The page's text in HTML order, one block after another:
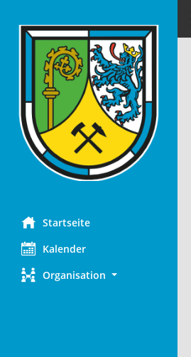
Startseite
Kalender
Organisation